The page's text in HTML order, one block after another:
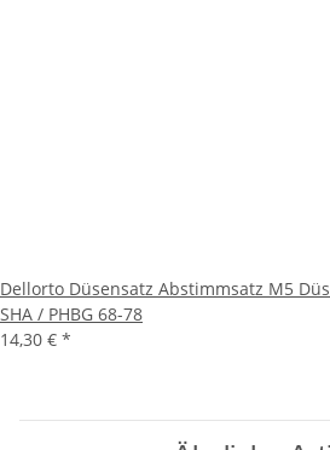
Dellorto Düsensatz Abstimmsatz M5
SHA / PHBG 68-78
14,30 € *